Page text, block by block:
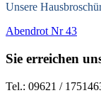
Unsere
Abendrot Nr 43
Sie erreichen
Tel.: 09621 /